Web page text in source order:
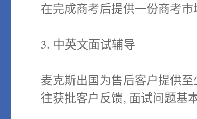
在完成商考后提供一份商考市
3. 中英文面试辅导
麦克斯出国为售后客户提供
往获批客户反馈, 面试问题基